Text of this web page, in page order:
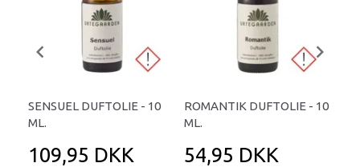
SENSUEL DUFTOLIE - 10
ML.
109,95 DKK
ROMANTIK DUFTOLIE - 10
ML.
54,95 DKK